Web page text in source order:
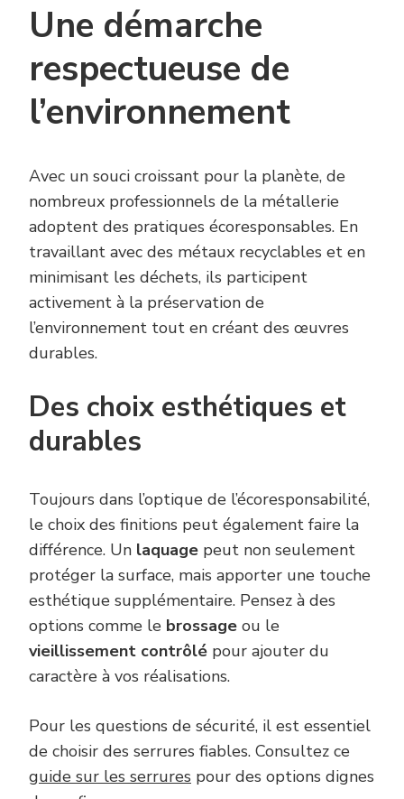
Une démarche
respectueuse de
l’environnement
Avec un souci croissant pour la planète, de
nombreux professionnels de la métallerie
adoptent des pratiques écoresponsables. En
travaillant avec des métaux recyclables et en
minimisant les déchets, ils participent
activement à la préservation de
l’environnement tout en créant des œuvres
durables.
Des choix esthétiques et
durables
Toujours dans l’optique de l’écoresponsabilité,
le choix des finitions peut également faire la
différence. Un laquage peut non seulement
protéger la surface, mais apporter une touche
esthétique supplémentaire. Pensez à des
options comme le brossage ou le
vieillissement contrôlé pour ajouter du
caractère à vos réalisations.
Pour les questions de sécurité, il est essentiel
de choisir des serrures fiables. Consultez ce
guide sur les serrures pour des options dignes